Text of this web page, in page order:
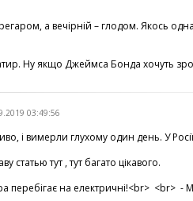
а вечірній – глодом. Якось
Ну якщо Джеймса Бонда хочуть
03:49:56
і вимерли глухому один день. У
статью тут , тут багато цікавого.
перебігає на електричні!<br> <br>